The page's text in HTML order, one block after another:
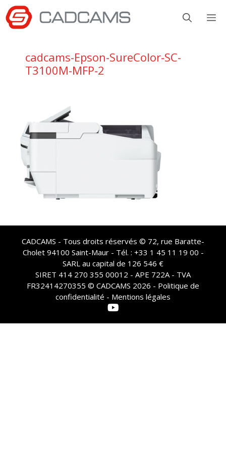
Aller
au
contenu
cadcams-Epson-SureColor-SC-
T3100M-MFP-2
CADCAMS - Tous droits réservés © 72, rue Baratte-
Cholet 94100 Saint-Maur - Tél. : +33 1 45 11 19 00 -
SARL au capital de 126 546 €
SIRET 414 270 355 00012 - APE 722A - TVA
FR32414270355 © CADCAMS 2026 - Politique de
confidentialité - Mentions légales